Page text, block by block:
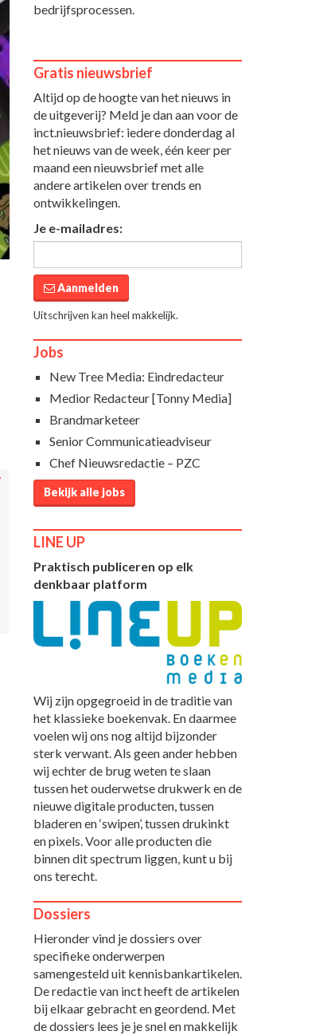
bedrijfsprocessen.
Gratis nieuwsbrief
Altijd op de hoogte van het nieuws in
de uitgeverij? Meld je dan aan voor de
inct.nieuwsbrief: iedere donderdag al
het nieuws van de week, één keer per
maand een nieuwsbrief met alle
andere artikelen over trends en
ontwikkelingen.
Je e-mailadres:
Aanmelden
Uitschrijven kan heel makkelijk.
Jobs
New Tree Media: Eindredacteur
Medior Redacteur [Tonny Media]
Brandmarketeer
Senior Communicatieadviseur
Chef Nieuwsredactie – PZC
Bekijk alle jobs
LINE UP
Praktisch publiceren op elk
denkbaar platform
Wij zijn opgegroeid in de traditie van
het klassieke boekenvak. En daarmee
voelen wij ons nog altijd bijzonder
sterk verwant. Als geen ander hebben
wij echter de brug weten te slaan
tussen het ouderwetse drukwerk en de
nieuwe digitale producten, tussen
bladeren en ‘swipen’, tussen drukinkt
en pixels. Voor alle producten die
binnen dit spectrum liggen, kunt u bij
ons terecht.
Dossiers
Hieronder vind je dossiers over
specifieke onderwerpen
samengesteld uit kennisbankartikelen.
De redactie van inct heeft de artikelen
bij elkaar gebracht en geordend. Met
de dossiers lees je je snel en makkelijk